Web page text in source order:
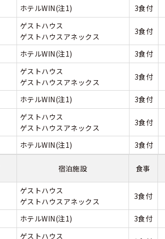
ホテルWIN(注1) 3食付
ゲストハウス
ゲストハウスアネックス
3食付
ホテルWIN(注1) 3食付
ゲストハウス
ゲストハウスアネックス
3食付
ホテルWIN(注1) 3食付
ゲストハウス
ゲストハウスアネックス
3食付
ホテルWIN(注1) 3食付
宿泊施設 食事
ゲストハウス
ゲストハウスアネックス
3食付
ホテルWIN(注1) 3食付
ゲストハウス